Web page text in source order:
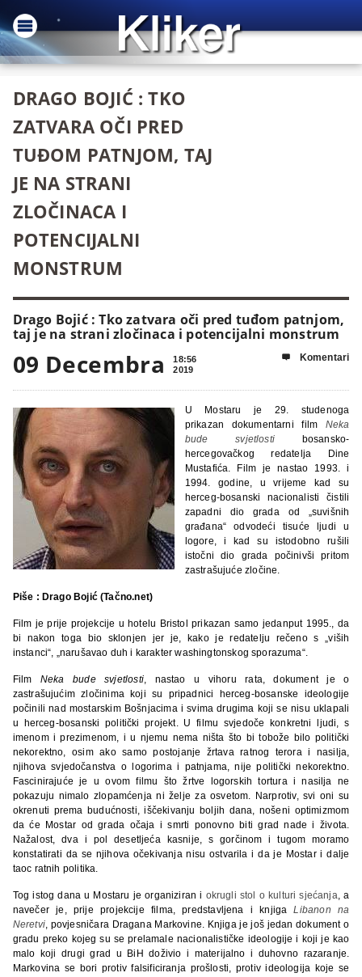
DRAGO BOJIĆ : TKO
ZATVARA OČI PRED
TUĐOM PATNJOM, TAJ
JE NA STRANI
ZLOČINACA I
POTENCIJALNI
MONSTRUM
Drago Bojić : Tko zatvara oči pred tuđom patnjom,
taj je na strani zločinaca i potencijalni monstrum
09 Decembra
18:56
2019
 Komentari
U Mostaru je 29. studenoga
prikazan dokumentarni film Neka
bude svjetlosti
bosansko-
hercegovačkog redatelja Dine
Mustafića. Film je nastao 1993. i
1994. godine, u vrijeme kad su
herceg-bosanski nacionalisti čistili
zapadni dio grada od „suvišnih
građana“ odvodeći tisuće ljudi u
logore, i kad su istodobno rušili
istočni dio grada počinivši pritom
zastrašujuće zločine.
Piše : Drago Bojić (Tačno.net)
Film je prije projekcije u hotelu Bristol prikazan samo jedanput 1995., da
bi nakon toga bio sklonjen jer je, kako je redatelju rečeno s „viših
instanci“, „narušavao duh i karakter washingtonskog sporazuma“.
Film Neka bude svjetlosti, nastao u vihoru rata, dokument je o
zastrašujućim zločinima koji su pripadnici herceg-bosanske ideologije
počinili nad mostarskim Bošnjacima i svima drugima koji se nisu uklapali
u herceg-bosanski politički projekt. U filmu svjedoče konkretni ljudi, s
imenom i prezimenom, i u njemu nema ništa što bi tobože bilo politički
nekorektno, osim ako samo postojanje žrtava ratnog terora i nasilja,
njihova svjedočanstva o logorima i patnjama, nije politički nekorektno.
Fascinirajuće je u ovom filmu što žrtve logorskih tortura i nasilja ne
pokazuju nimalo zlopamćenja ni želje za osvetom. Narprotiv, svi oni su
okrenuti prema budućnosti, iščekivanju boljih dana, nošeni optimizmom
da će Mostar od grada očaja i smrti ponovno biti grad nade i života.
Nažalost, dva i pol desetljeća kasnije, s gorčinom i tugom moramo
konstatirati da se njihova očekivanja nisu ostvarila i da je Mostar i dalje
taoc ratnih politika.
Tog istog dana u Mostaru je organiziran i okrugli stol o kulturi sjećanja , a
navečer je, prije projekcije filma, predstavljena i knjigaLibanon na
Neretvi, povjesničara Dragana Markovine. Knjiga je još jedan dokument o
gradu preko kojeg su se prelamale nacionalističke ideologije i koji je kao
malo koji drugi grad u BiH doživio i materijalno i duhovno razaranje.
Markovina se bori protiv falsificiranja prošlosti, protiv ideologija koje se